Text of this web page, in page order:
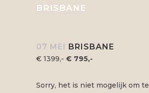
BRISBANE
07 MEI BRISBANE
€ 1399,- € 795,-
Sorry, het is niet mogelijk om te